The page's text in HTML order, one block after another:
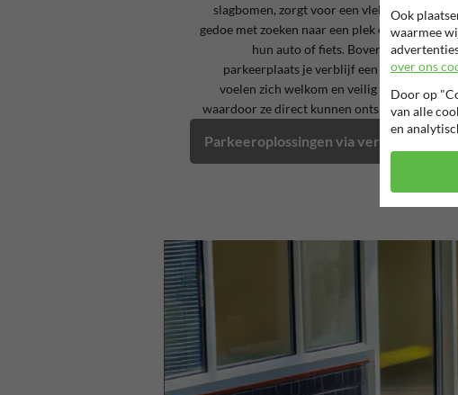
slagbomen, zorgt voor een vlekkeloze start
gedoe met zoeken naar een plek of zorgen
hun auto of fiets. Bovendien geeft
parkeerplaats je verblijf een professionele
voelen zich welkom en veilig vanaf het
waardoor ze direct kunnen ontspannen en
Parkeeroplossingen via verkeersbord.be
Ook
waarmee
over ons
Door op
van alle
en